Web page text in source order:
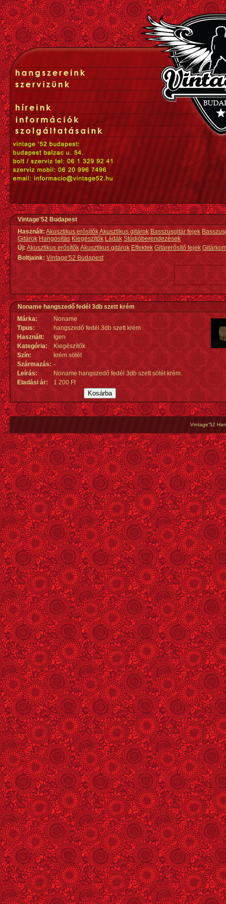
Vintage'52 Budapest
Használt: Akusztikus erősítőkAkusztikus gitárok Basszusgitár fejek
Gitárok Hangosítás Kiegészítők Ládák Stúdióberendezések
Új:Akusztikus erősítőkAkusztikus gitárok Effektek Gitárerősítő fejek
Boltjaink: Vintage'52 Budapest
Noname hangszedő fedél 3db szett krém
Márka:
Noname
Tipus:
hangszedő fedél 3db szett krém
Használt:
Igen
Kategória:
Kiegészítők
Szín:
krém sötét
Származás: -
Leírás:
Noname hangszedő fedél 3db szett sötét krém.
Eladási ár:
1 200 Ft
Vintage'52